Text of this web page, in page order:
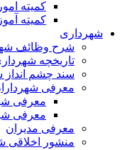
کمیته امور
کمیته
شهرداری
شرح وظائف
تاریخچه شهرداری
سند چشم انداز
معرفی شهرداران
معرفی
معرفی
معرفی مدیران
منشور اخلاقی